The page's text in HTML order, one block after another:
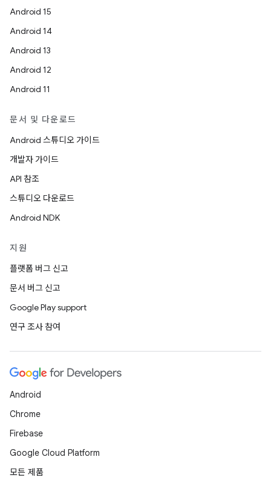
Android 15
Android 14
Android 13
Android 12
Android 11
문서 및 다운로드
Android 스튜디오 가이드
개발자 가이드
API 참조
스튜디오 다운로드
Android NDK
지원
플랫폼 버그 신고
문서 버그 신고
Google Play support
연구 조사 참여
Android
Chrome
Firebase
Google Cloud Platform
모든 제품